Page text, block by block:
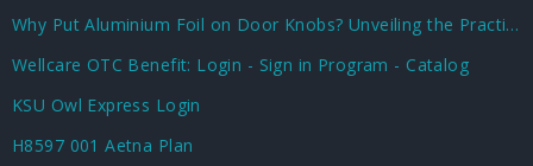
Why Put Aluminium Foil on Door Knobs? Unveiling the Practical and Unusual Uses
Wellcare OTC Benefit: Login - Sign in Program - Catalog
KSU Owl Express Login
H8597 001 Aetna Plan